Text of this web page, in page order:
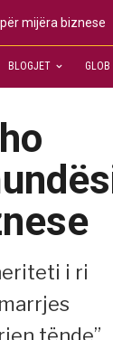
mijëra biznese
BLOGJET GLOB
i ri